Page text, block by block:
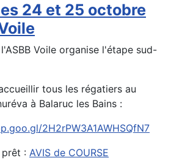
24 et 25 octobre
Voile organise l'étape sud-
tous les régatiers au
à Balaruc les Bains :
2H2rPW3A1AWHSQfN7
prêt : AVIS de COURSE